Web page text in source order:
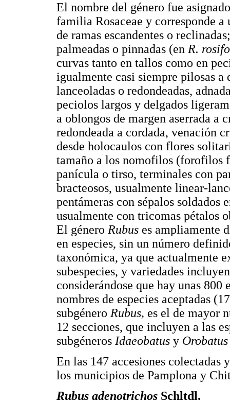
El nombre del género fue
familia Rosaceae y corresponde a
de ramas escandentes o
palmeadas o pinnadas (en R.
curvas tanto en tallos como en
igualmente casi siempre pilosas a
lanceoladas o redondeadas,
peciolos largos y delgados
a oblongos de margen aserrada a
redondeada a cordada, venación
desde holocaulos con flores
tamaño a los nomofilos (forofilos
panícula o tirso, terminales con
bracteosos, usualmente linear-
pentámeras con sépalos soldados
usualmente con tricomas pétalos
El género Rubus es ampliamente
en especies, sin un número
taxonómica, ya que actualmente
subespecies, y variedades
considerándose que hay unas 800
nombres de especies aceptadas
subgénero Rubus, es el de mayor
12 secciones, que incluyen a las
subgéneros Idaeobatus y
En las 147 accesiones colectadas
los municipios de Pamplona y
Rubus adenotrichos Schltdl.